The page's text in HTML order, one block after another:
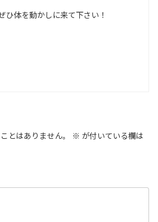
ひ体を動かしに来て下さい！
とはありません。 ※ が付いている欄は